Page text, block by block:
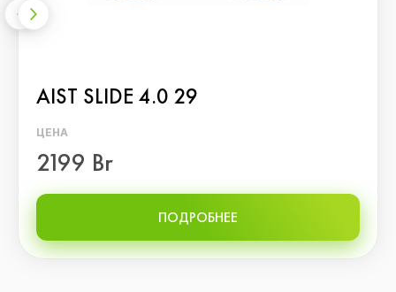
AIST SLIDE 4.0 29
ЦЕНА
2199 Br
ПОДРОБНЕЕ